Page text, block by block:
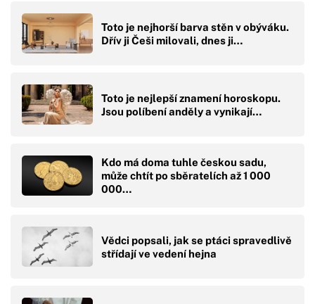
Toto je nejhorší barva stěn v obýváku.
Dřív ji Češi milovali, dnes ji…
Toto je nejlepší znamení horoskopu.
Jsou políbení anděly a vynikají…
Kdo má doma tuhle českou sadu,
může chtít po sběratelích až 1 000
000…
Vědci popsali, jak se ptáci spravedlivě
střídají ve vedení hejna